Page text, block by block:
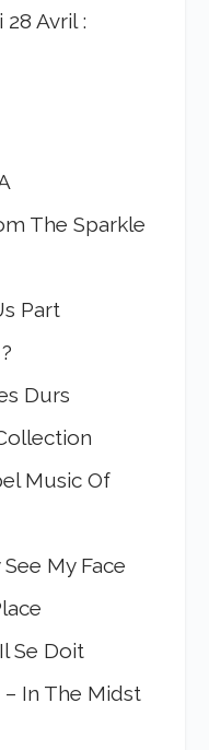
Avril :
The Sparkle
Part
Durs
Music Of
My Face
Se Doit
In The Midst